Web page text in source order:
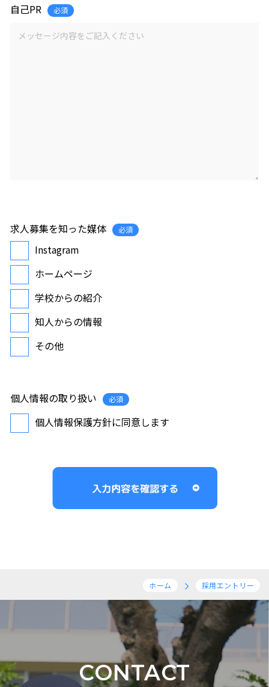
自己PR 必須
求人募集を知った媒体 必須
Instagram
ホームページ
学校からの紹介
知人からの情報
その他
個人情報の取り扱い 必須
個人情報保護方針に同意します
ホーム 採用エントリー
CONTACT